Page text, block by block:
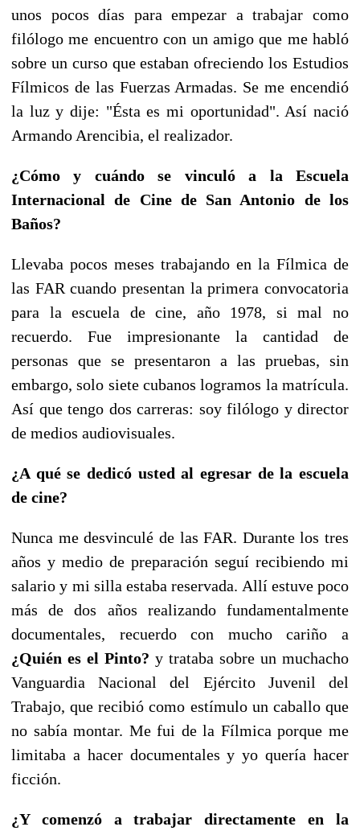
unos pocos días para empezar a trabajar como
filólogo me encuentro con un amigo que me habló
sobre un curso que estaban ofreciendo los Estudios
Fílmicos de las Fuerzas Armadas. Se me encendió
la luz y dije: "Ésta es mi oportunidad". Así nació
Armando Arencibia, el realizador.
¿Cómo y cuándo se vinculó a la Escuela
Internacional de Cine de San Antonio de los
Baños?
Llevaba pocos meses trabajando en la Fílmica de
las FAR cuando presentan la primera convocatoria
para la escuela de cine, año 1978, si mal no
recuerdo. Fue impresionante la cantidad de
personas que se presentaron a las pruebas, sin
embargo, solo siete cubanos logramos la matrícula.
Así que tengo dos carreras: soy filólogo y director
de medios audiovisuales.
¿A qué se dedicó usted al egresar de la escuela
de cine?
Nunca me desvinculé de las FAR. Durante los tres
años y medio de preparación seguí recibiendo mi
salario y mi silla estaba reservada. Allí estuve poco
más de dos años realizando fundamentalmente
documentales, recuerdo con mucho cariño a
¿Quién es el Pinto? y trataba sobre un muchacho
Vanguardia Nacional del Ejército Juvenil del
Trabajo, que recibió como estímulo un caballo que
no sabía montar. Me fui de la Fílmica porque me
limitaba a hacer documentales y yo quería hacer
ficción.
¿Y comenzó a trabajar directamente en la